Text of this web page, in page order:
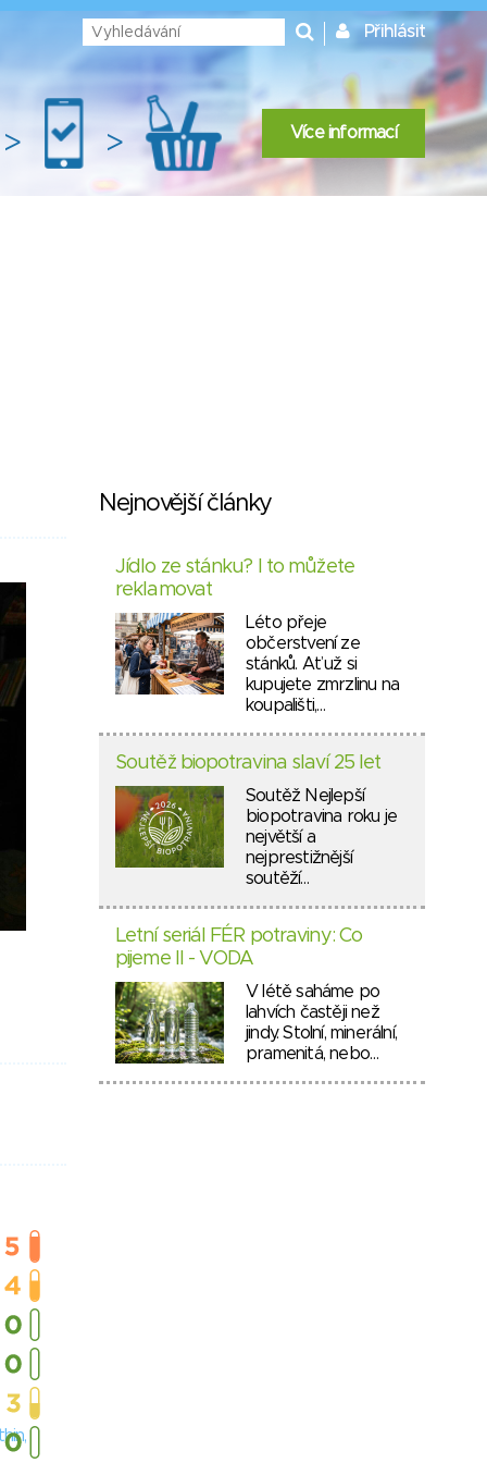
Přihlásit
> > Více informací
Nejnovější články
Jídlo ze stánku? I to můžete
reklamovat
Léto přeje
občerstvení ze
stánků. Ať už si
kupujete zmrzlinu na
koupališti,…
Soutěž biopotravina slaví 25 let
Soutěž Nejlepší
biopotravina roku je
největší a
nejprestižnější
soutěží…
Letní seriál FÉR potraviny: Co
pijeme II - VODA
V létě saháme po
lahvích častěji než
jindy. Stolní, minerální,
pramenitá, nebo…